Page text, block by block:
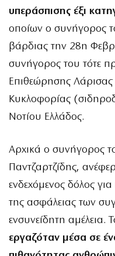
υπεράσπισης έξι
οποίων ο συνήγορος
βάρδιας την 28η
συνήγορος του τότε
Επιθεώρησης Λάρισας
Κυκλοφορίας
Νοτίου Ελλάδος.
Αρχικά ο συνήγορος
Παντζαρτζίδης,
ενδεχόμενος δόλος
της ασφάλειας των
ενσυνείδητη αμέλεια.
εργαζόταν μέσα σε